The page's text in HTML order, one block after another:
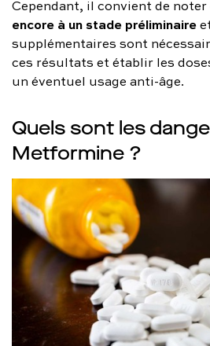
Cependant, il convient de noter
encore à un stade préliminaire
supplémentaires sont
ces résultats et établir les
un éventuel usage anti-âge.
Quels sont les
Metformine ?